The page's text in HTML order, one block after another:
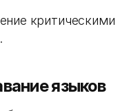
критическими
языков